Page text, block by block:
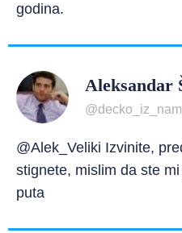
godina.
Aleksandar
@Alek_Veliki Izvinite,
stignete, mislim da ste
puta